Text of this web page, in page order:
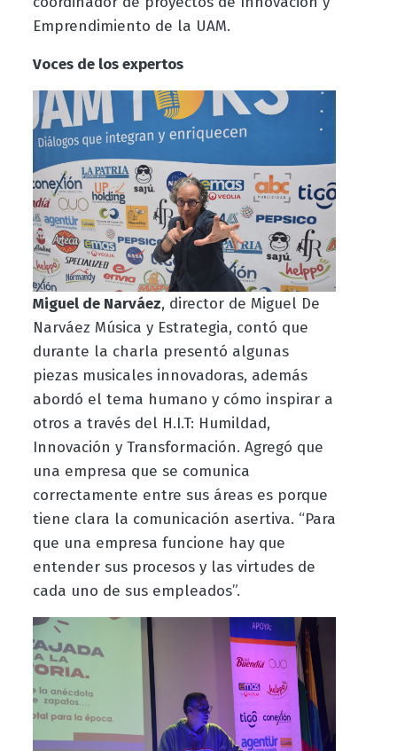
Emprendimiento de la UAM.
Voces de los expertos
Miguel de Narváez, director de Miguel De
Narváez Música y Estrategia, contó que
durante la charla presentó algunas
piezas musicales innovadoras, además
abordó el tema humano y cómo inspirar a
otros a través del H.I.T: Humildad,
Innovación y Transformación. Agregó que
una empresa que se comunica
correctamente entre sus áreas es porque
tiene clara la comunicación asertiva. “Para
que una empresa funcione hay que
entender sus procesos y las virtudes de
cada uno de sus empleados”.